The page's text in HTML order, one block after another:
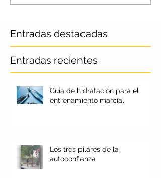
Entradas destacadas
Entradas recientes
Guía de hidratación para el
entrenamiento marcial
Los tres pilares de la
autoconfianza